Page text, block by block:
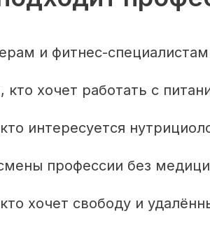
и фитнес-специалистам
кто хочет работать с
интересуется
профессии без
хочет свободу и